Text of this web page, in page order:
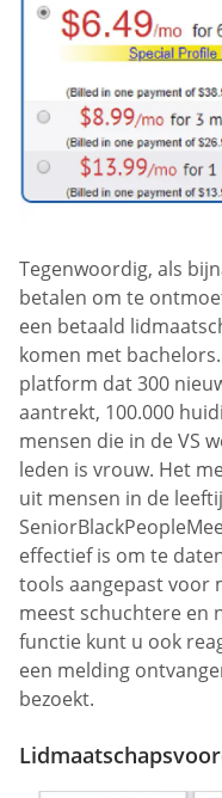
Tegenwoordig, als
betalen om te
een betaald
komen met
platform dat 300
aantrekt, 100.000
mensen die in de VS
leden is vrouw. Het
uit mensen in de
effectief is om te
tools aangepast voor
meest schuchtere en
functie kunt u ook
een melding
bezoekt.